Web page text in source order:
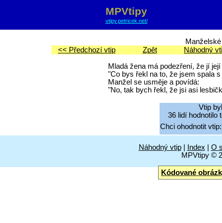
MPVtipy
vtipy.petricek.net/
<< Předchozí vtip
Zpět Náhodný
Mladá žena má podezření, že jí
"Co bys řekl na to, že jsem spala
Manžel se usměje a povídá:
"No, tak bych řekl, že jsi asi
Vtip
36 lidí hodnotilo
Chci ohodnotit vtip:
Náhodný vtip| Index
O
MPVtipy ©
Kódované